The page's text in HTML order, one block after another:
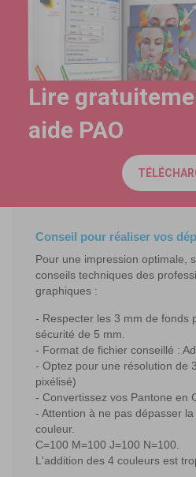
Lire
aide PAO
Conseil pour réaliser vos
Pour une impression optimale,
conseils techniques des
graphiques :
Respecter les 3 mm de fonds
sécurité de 5 mm.
Format de fichier conseillé :
Optez pour une résolution de
pixélisé)
Convertissez vos Pantone en
Attention à ne pas dépasser
couleur.
C=100 M=100 J=100 N=100.
L'addition des 4 couleurs est